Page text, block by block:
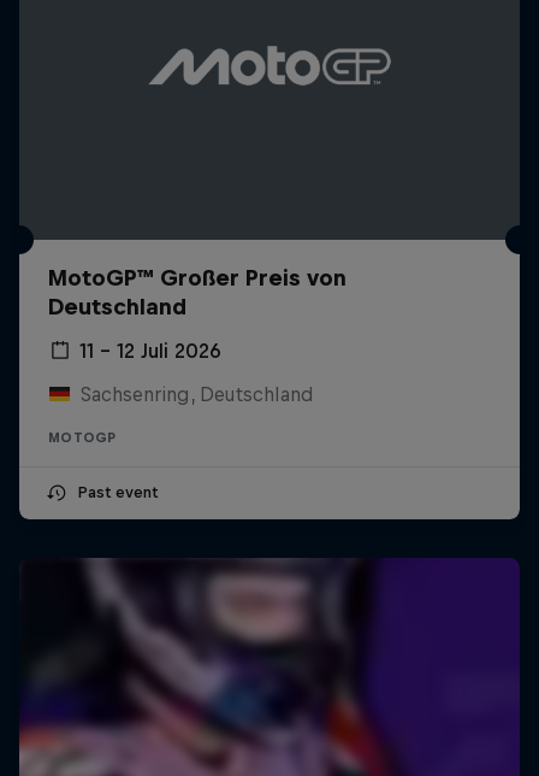
MotoGP™ Großer Preis von
Deutschland
11 – 12 Juli 2026
Sachsenring, Deutschland
MOTOGP
Past event